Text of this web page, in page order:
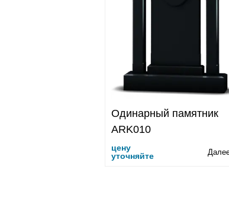
Одинарный памятник
ARK010
цену
уточняйте